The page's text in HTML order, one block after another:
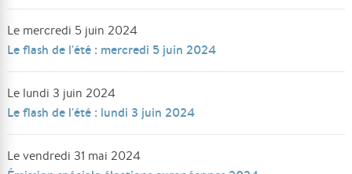
Le mercredi 5 juin 2024
Le flash de l'été : mercredi 5 juin 2024
Le lundi 3 juin 2024
Le flash de l'été : lundi 3 juin 2024
Le vendredi 31 mai 2024